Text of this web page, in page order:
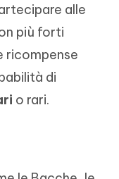
alle
più forti
ricompense
di
o rari.